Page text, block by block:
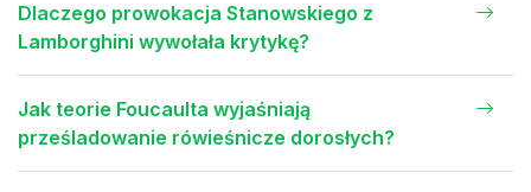
Dlaczego prowokacja Stanowskiego z
Lamborghini wywołała krytykę?
Jak teorie Foucaulta wyjaśniają
prześladowanie rówieśnicze dorosłych?